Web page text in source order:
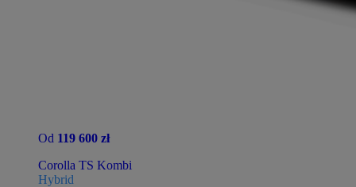
Od 119 600 zł
Corolla TS Kombi
Hybrid